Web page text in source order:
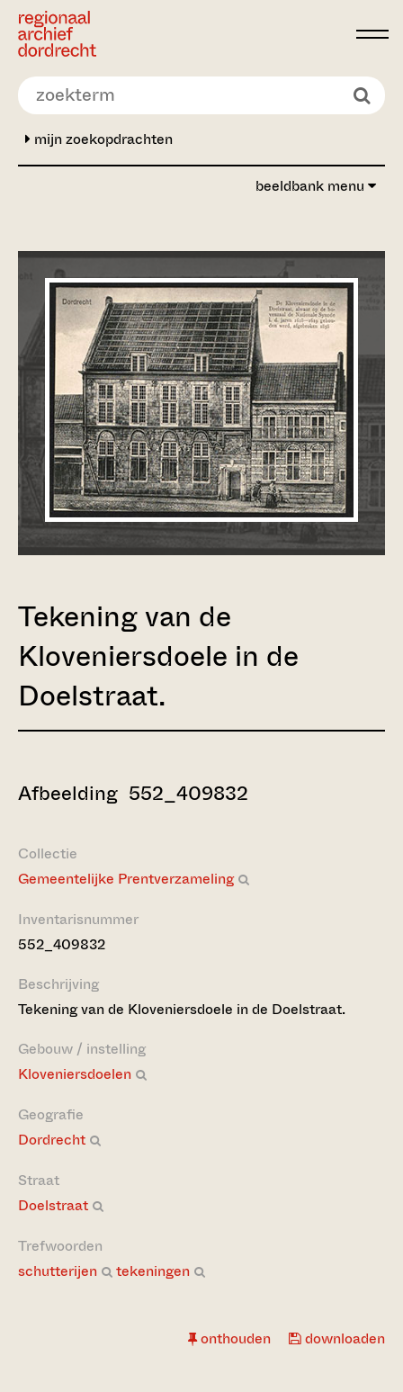
Ga direct naar de inhoud
mijn zoekopdrachten
beeldbank menu
Tekening van de
Kloveniersdoele in de
Doelstraat.
Afbeelding 552_409832
Collectie
Gemeentelijke Prentverzameling
Inventarisnummer
552_409832
Beschrijving
Tekening van de Kloveniersdoele in de Doelstraat.
Gebouw / instelling
Kloveniersdoelen
Geografie
Dordrecht
Straat
Doelstraat
Trefwoorden
schutterijen
tekeningen
onthouden downloaden